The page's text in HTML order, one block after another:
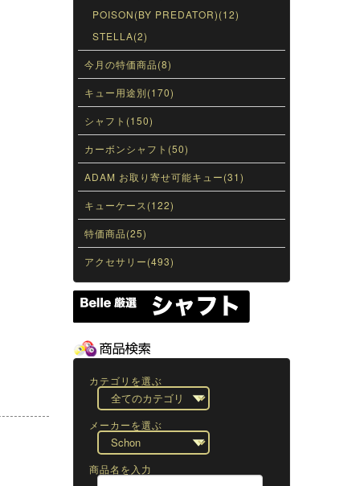
POISON(BY PREDATOR)(12)
STELLA(2)
今月の特価商品(8)
キュー用途別(170)
シャフト(150)
カーボンシャフト(50)
ADAM お取り寄せ可能キュー(31)
キューケース(122)
特価商品(25)
アクセサリー(493)
カテゴリを選ぶ
メーカーを選ぶ
商品名を入力